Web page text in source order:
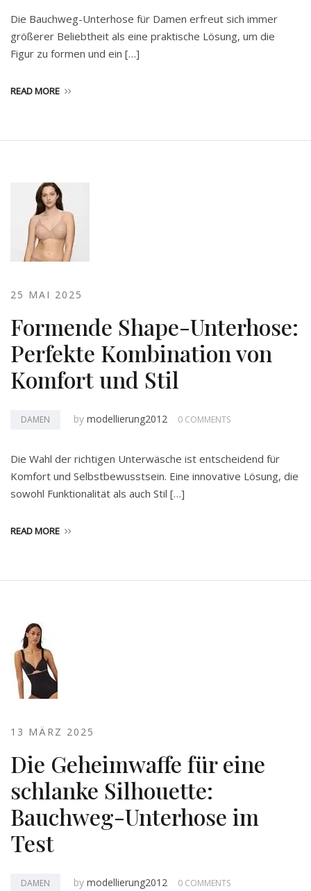
Die Bauchweg-Unterhose für Damen erfreut sich immer
größerer Beliebtheit als eine praktische Lösung, um die
Figur zu formen und ein […]
READ MORE
25 MAI 2025
Formende Shape-Unterhose:
Perfekte Kombination von
Komfort und Stil
DAMEN by modellierung2012 0 COMMENTS
Die Wahl der richtigen Unterwäsche ist entscheidend für
Komfort und Selbstbewusstsein. Eine innovative Lösung, die
sowohl Funktionalität als auch Stil […]
READ MORE
13 MÄRZ 2025
Die Geheimwaffe für eine
schlanke Silhouette:
Bauchweg-Unterhose im
Test
DAMEN by modellierung2012 0 COMMENTS